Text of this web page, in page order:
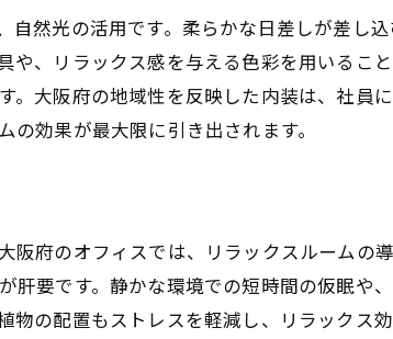
地良いリラックス空間
然光の活用です。柔らかな日差しが差し
、リラックス感を与える色彩を用いるこ
。大阪府の地域性を反映した内装は、社員
効果が最大限に引き出されます。
府のオフィスでは、リラックスルームの
要です。静かな環境での短時間の仮眠や
の配置もストレスを軽減し、リラックス